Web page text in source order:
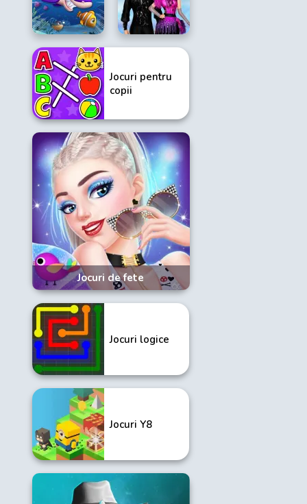
Jocuri pentru
copii
Jocuri de fete
Jocuri logice
Jocuri Y8